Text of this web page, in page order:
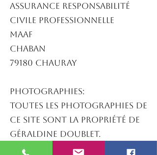
Assurance Responsabilité
Civile Professionnelle
MAAF
Chaban
79180 Chauray
Photographies:
Toutes les photographies de
ce site sont la propriété de
Géraldine Doublet.
Toute reproduction